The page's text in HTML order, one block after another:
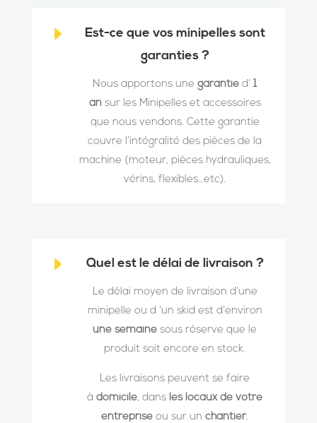
E
Est-ce que vos minipelles sont
garanties ?
Nous apportons unegarantie d’1
an sur les Minipelles et accessoires
que nous vendons. Cette garantie
couvre l’intégralité des pièces de la
machine (moteur, pièces hydrauliques,
vérins, flexibles…etc).
E Quel est le délai de livraison ?
Le délai moyen de livraison d’une
minipelle ou d ‘un skid est d’environ
une semainesous réserve que le
produit soit encore en stock.
Les livraisons peuvent se faire
àdomicile, dans les locaux de votre
entreprise ou sur unchantier.